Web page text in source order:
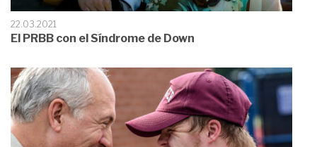
22.03.2021
El PRBB con el Síndrome de Down